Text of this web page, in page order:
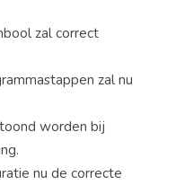
zal correct
zal nu
worden bij
nu de correcte